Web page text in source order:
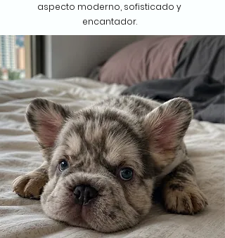
aspecto moderno, sofisticado y
encantador.